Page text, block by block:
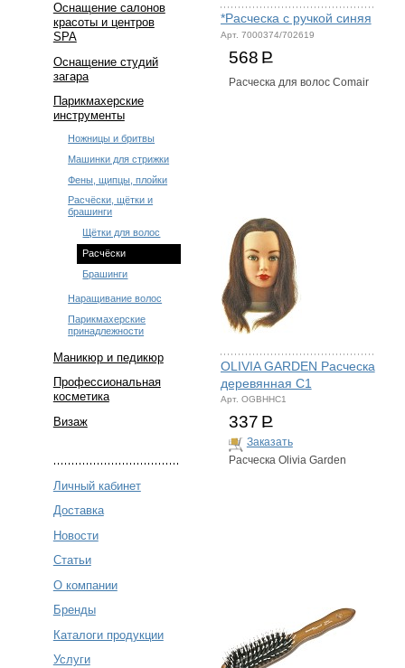
Оснащение салонов
красоты и центров
SPA
Оснащение студий
загара
Парикмахерские
инструменты
Ножницы и бритвы
Машинки для стрижки
Фены, щипцы, плойки
Расчёски, щётки и
брашинги
Щётки для волос
Расчёски
Брашинги
Наращивание волос
Парикмахерские
принадлежности
Маникюр и педикюр
Профессиональная
косметика
Визаж
Личный кабинет
Доставка
Новости
Статьи
О компании
Бренды
Каталоги продукции
Услуги
*Расческа с ручкой синяя
Арт. 7000374/702619
568 Р
Расческа для волос Comair
OLIVIA GARDEN Расческа
деревянная С1
Арт. OGBHHC1
337 Р
Заказать
Расческа Olivia Garden